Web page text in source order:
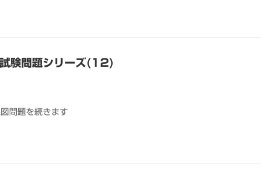
験問題シリーズ(12)
問題を続きます